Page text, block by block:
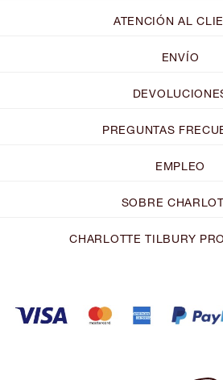
ATENCIÓN AL
ENVÍO
PREGUNTAS
EMPLEO
SOBRE
CHARLOTTE TILBURY